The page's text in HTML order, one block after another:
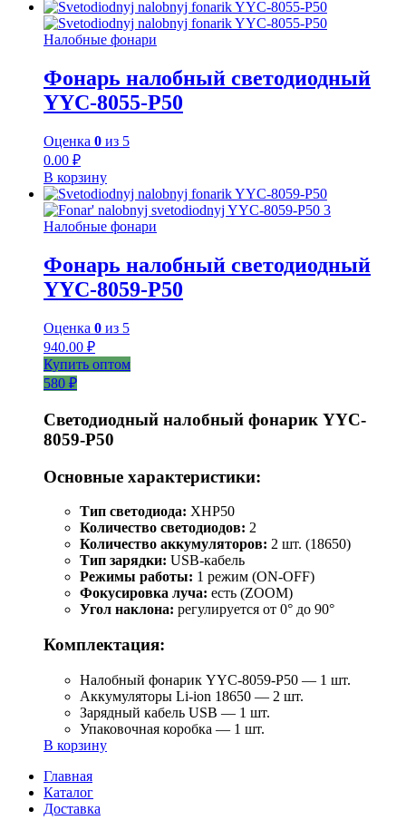
Налобные фонари
Фонарь налобный светодиодный
YYC-8055-P50
Оценка 0 из 5
0.00 ₽
В корзину
Налобные фонари
Фонарь налобный светодиодный
YYC-8059-P50
Оценка 0 из 5
940.00 ₽
Купить оптом
580 ₽
Светодиодный налобный фонарик YYC-
8059-P50
Основные характеристики:
Тип светодиода: XHP50
Количество светодиодов: 2
Количество аккумуляторов: 2 шт. (18650)
Тип зарядки: USB-кабель
Режимы работы: 1 режим (ON-OFF)
Фокусировка луча: есть (ZOOM)
Угол наклона: регулируется от 0° до 90°
Комплектация:
Налобный фонарик YYC-8059-P50 — 1 шт.
Аккумуляторы Li-ion 18650 — 2 шт.
Зарядный кабель USB — 1 шт.
Упаковочная коробка — 1 шт.
В корзину
Главная
Каталог
Доставка